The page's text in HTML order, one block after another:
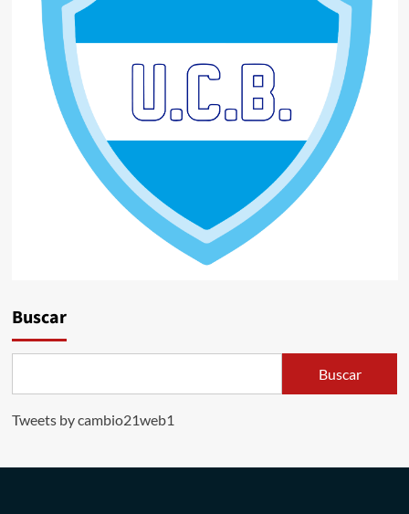
Buscar
Buscar
Tweets by cambio21web1